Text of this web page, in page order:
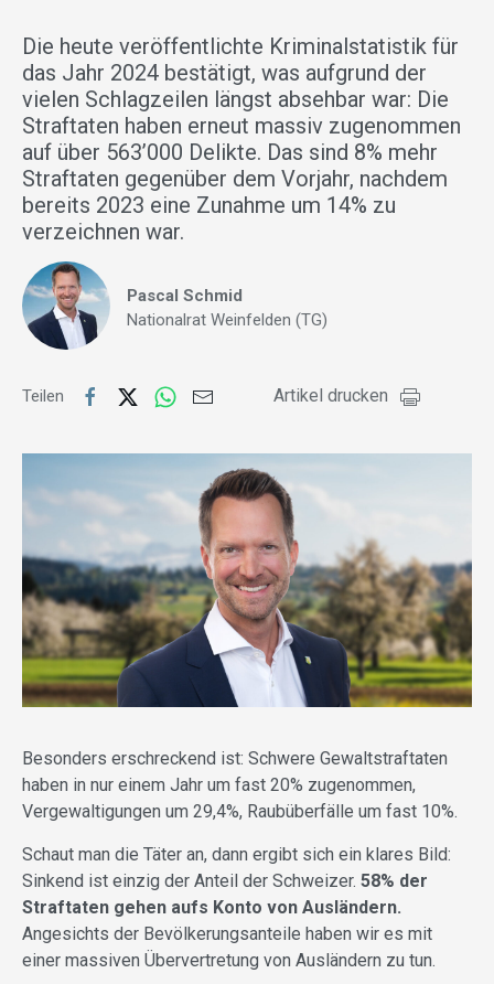
Die heute veröffentlichte Kriminalstatistik für
das Jahr 2024 bestätigt, was aufgrund der
vielen Schlagzeilen längst absehbar war: Die
Straftaten haben erneut massiv zugenommen
auf über 563’000 Delikte. Das sind 8% mehr
Straftaten gegenüber dem Vorjahr, nachdem
bereits 2023 eine Zunahme um 14% zu
verzeichnen war.
Pascal Schmid
Nationalrat Weinfelden (TG)
Teilen Artikel drucken
Besonders erschreckend ist: Schwere Gewaltstraftaten
haben in nur einem Jahr um fast 20% zugenommen,
Vergewaltigungen um 29,4%, Raubüberfälle um fast 10%.
Schaut man die Täter an, dann ergibt sich ein klares Bild:
Sinkend ist einzig der Anteil der Schweizer. 58% der
Straftaten gehen aufs Konto von Ausländern.
Angesichts der Bevölkerungsanteile haben wir es mit
einer massiven Übervertretung von Ausländern zu tun.